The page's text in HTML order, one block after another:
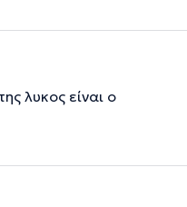
λυκος είναι ο